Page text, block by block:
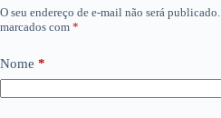
O seu endereço de e-mail não será publicado.
marcados com *
Nome *